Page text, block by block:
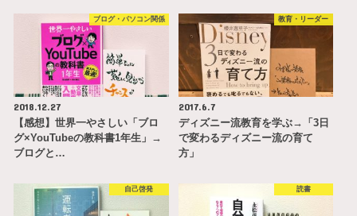
ブログ・パソコン関係
2018.12.27
【感想】世界一やさしい「ブロ
グ×YouTubeの教科書1年生」→
ブログと…
教育・リーダー
2017.6.7
ディズニー流教育を学ぶ→「3日
で変わるディズニー流の育て
方」
自己啓発 読書